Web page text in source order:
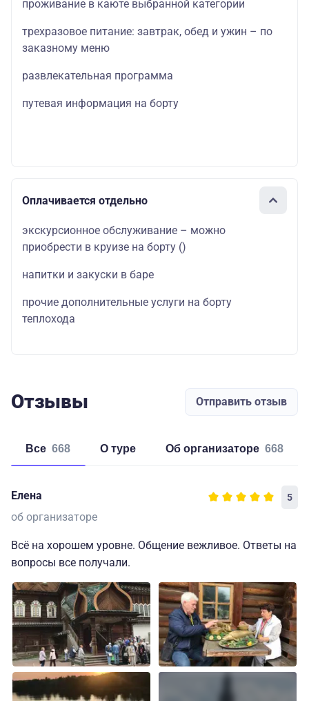
проживание в каюте выбранной категории
трехразовое питание: завтрак, обед и ужин – по
заказному меню
развлекательная программа
путевая информация на борту
Оплачивается отдельно
экскурсионное обслуживание – можно
приобрести в круизе на борту ()
напитки и закуски в баре
прочие дополнительные услуги на борту
теплохода
Отзывы Отправить отзыв
Все 668 о туре об организаторе 668
Елена 5
об организаторе
Всё на хорошем уровне. Общение вежливое. Ответы на
вопросы все получали.